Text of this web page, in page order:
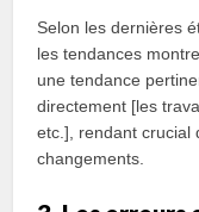
Selon les dernières
les tendances
une tendance
directement [les
etc.], rendant crucial
changements.